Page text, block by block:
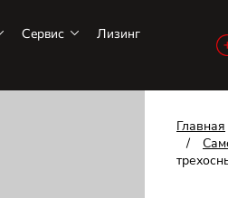
Сервис
Лизинг
Главная
/